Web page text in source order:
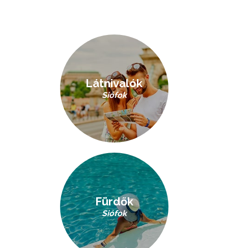
Látnivalók
Siófok
Fürdők
Siófok